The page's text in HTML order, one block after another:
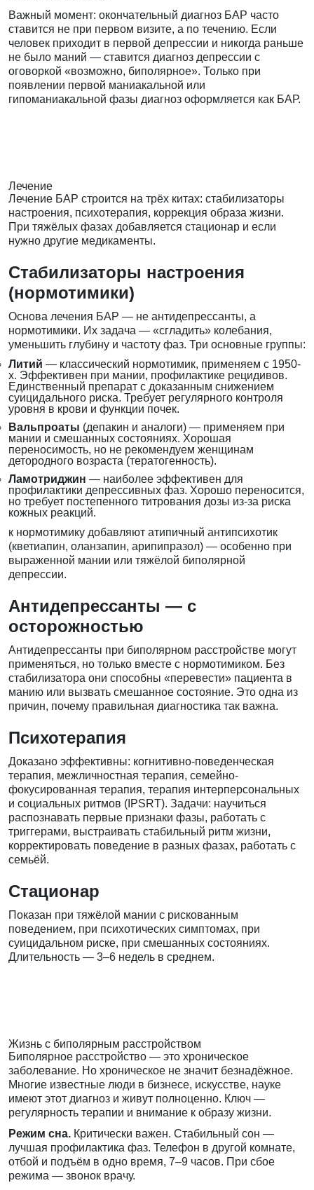
Важный момент: окончательный диагноз БАР часто
ставится не при первом визите, а по течению. Если
человек приходит в первой депрессии и никогда раньше
не было маний — ставится диагноз депрессии с
оговоркой «возможно, биполярное». Только при
появлении первой маниакальной или
гипоманиакальной фазы диагноз оформляется как БАР.
Лечение
Лечение БАР строится на трёх китах: стабилизаторы
настроения, психотерапия, коррекция образа жизни.
При тяжёлых фазах добавляется стационар и если
нужно другие медикаменты.
Стабилизаторы настроения
(нормотимики)
Основа лечения БАР — не антидепрессанты, а
нормотимики. Их задача — «сгладить» колебания,
уменьшить глубину и частоту фаз. Три основные группы:
Литий — классический нормотимик, применяем с 1950-
х. Эффективен при мании, профилактике рецидивов.
Единственный препарат с доказанным снижением
суицидального риска. Требует регулярного контроля
уровня в крови и функции почек.
Вальпроаты (депакин и аналоги) — применяем при
мании и смешанных состояниях. Хорошая
переносимость, но не рекомендуем женщинам
детородного возраста (тератогенность).
Ламотриджин — наиболее эффективен для
профилактики депрессивных фаз. Хорошо переносится,
но требует постепенного титрования дозы из-за риска
кожных реакций.
к нормотимику добавляют атипичный антипсихотик
(кветиапин, оланзапин, арипипразол) — особенно при
выраженной мании или тяжёлой биполярной
депрессии.
Антидепрессанты — с
осторожностью
Антидепрессанты при биполярном расстройстве могут
применяться, но только вместе с нормотимиком. Без
стабилизатора они способны «перевести» пациента в
манию или вызвать смешанное состояние. Это одна из
причин, почему правильная диагностика так важна.
Психотерапия
Доказано эффективны: когнитивно-поведенческая
терапия, межличностная терапия, семейно-
фокусированная терапия, терапия интерперсональных
и социальных ритмов (IPSRT). Задачи: научиться
распознавать первые признаки фазы, работать с
триггерами, выстраивать стабильный ритм жизни,
корректировать поведение в разных фазах, работать с
семьёй.
Стационар
Показан при тяжёлой мании с рискованным
поведением, при психотических симптомах, при
суицидальном риске, при смешанных состояниях.
Длительность — 3–6 недель в среднем.
Жизнь с биполярным расстройством
Биполярное расстройство — это хроническое
заболевание. Но хроническое не значит безнадёжное.
Многие известные люди в бизнесе, искусстве, науке
имеют этот диагноз и живут полноценно. Ключ —
регулярность терапии и внимание к образу жизни.
Режим сна. Критически важен. Стабильный сон —
лучшая профилактика фаз. Телефон в другой комнате,
отбой и подъём в одно время, 7–9 часов. При сбое
режима — звонок врачу.